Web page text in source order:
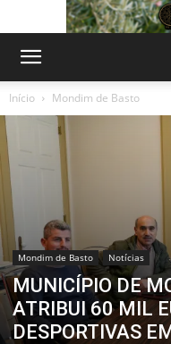
Início Mondim de Basto
Mondim de Basto Notícias
MUNICÍPIO DE
ATRIBUI 60 MIL
DESPORTIVAS